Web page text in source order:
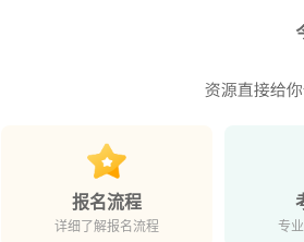
报名流程
详细了解报名流程 专